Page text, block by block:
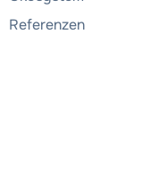
Referenzen